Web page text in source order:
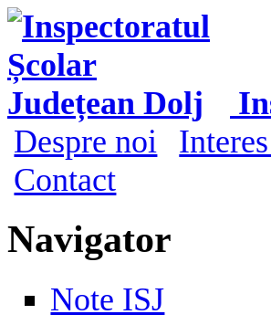
Mergi la conţinutul principal
Meniu principal
Despre noi
Contact
Navigator
Note ISJ